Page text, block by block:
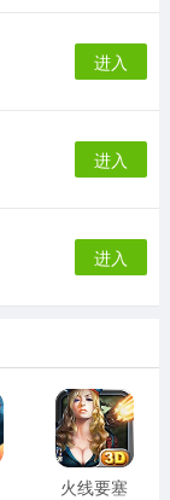
进入
进入
进入
火线要塞